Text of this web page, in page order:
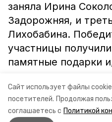
Сайт использует файлы
посетителей. Продолжая
соглашаетесь с Политикой
заняла Ирина
Задорожняя, и
Лихобабина.
участницы
памятные подарки
И. НЕМЧЕНКО,
работе с